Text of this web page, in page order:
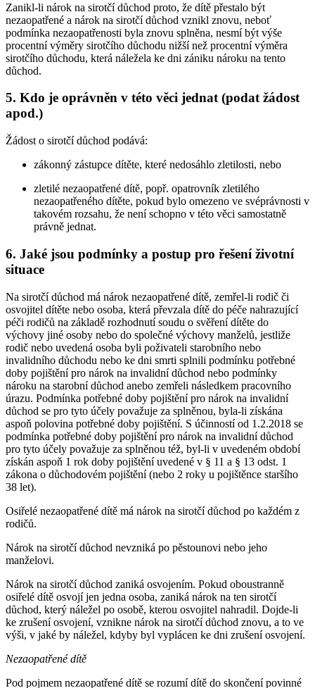
Zanikl-li nárok na sirotčí důchod proto, že dítě přestalo být
nezaopatřené a nárok na sirotčí důchod vznikl znovu, neboť
podmínka nezaopatřenosti byla znovu splněna, nesmí být výše
procentní výměry sirotčího důchodu nižší než procentní výměra
sirotčího důchodu, která náležela ke dni zániku nároku na tento
důchod.
5. Kdo je oprávněn v této věci jednat (podat žádost
apod.)
Žádost o sirotčí důchod podává:
zákonný zástupce dítěte, které nedosáhlo zletilosti, nebo
zletilé nezaopatřené dítě, popř. opatrovník zletilého
nezaopatřeného dítěte, pokud bylo omezeno ve svéprávnosti v
takovém rozsahu, že není schopno v této věci samostatně
právně jednat.
6. Jaké jsou podmínky a postup pro řešení životní
situace
Na sirotčí důchod má nárok nezaopatřené dítě, zemřel-li rodič či
osvojitel dítěte nebo osoba, která převzala dítě do péče nahrazující
péči rodičů na základě rozhodnutí soudu o svěření dítěte do
výchovy jiné osoby nebo do společné výchovy manželů, jestliže
rodič nebo uvedená osoba byli poživateli starobního nebo
invalidního důchodu nebo ke dni smrti splnili podmínku potřebné
doby pojištění pro nárok na invalidní důchod nebo podmínky
nároku na starobní důchod anebo zemřeli následkem pracovního
úrazu. Podmínka potřebné doby pojištění pro nárok na invalidní
důchod se pro tyto účely považuje za splněnou, byla-li získána
aspoň polovina potřebné doby pojištění. S účinností od 1.2.2018 se
podmínka potřebné doby pojištění pro nárok na invalidní důchod
pro tyto účely považuje za splněnou též, byl-li v uvedeném období
získán aspoň 1 rok doby pojištění uvedené v § 11 a § 13 odst. 1
zákona o důchodovém pojištění (nebo 2 roky u pojištěnce staršího
38 let).
Osiřelé nezaopatřené dítě má nárok na sirotčí důchod po každém z
rodičů.
Nárok na sirotčí důchod nevzniká po pěstounovi nebo jeho
manželovi.
Nárok na sirotčí důchod zaniká osvojením. Pokud oboustranně
osiřelé dítě osvojí jen jedna osoba, zaniká nárok na ten sirotčí
důchod, který náležel po osobě, kterou osvojitel nahradil. Dojde-li
ke zrušení osvojení, vznikne nárok na sirotčí důchod znovu, a to ve
výši, v jaké by náležel, kdyby byl vyplácen ke dni zrušení osvojení.
Nezaopatřené dítě
Pod pojmem nezaopatřené dítě se rozumí dítě do skončení povinné